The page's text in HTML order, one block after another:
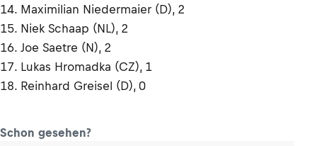
14. Maximilian Niedermaier (D), 2
15. Niek Schaap (NL), 2
16. Joe Saetre (N), 2
17. Lukas Hromadka (CZ), 1
18. Reinhard Greisel (D), 0
Schon gesehen?